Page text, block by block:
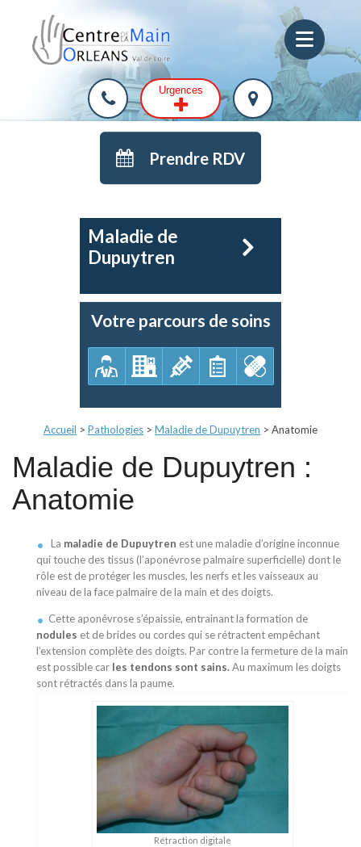
Urgences
Prendre RDV
Maladie de
Dupuytren
Votre parcours de soins
Accueil > Pathologies > Maladie de Dupuytren > Anatomie
Maladie de Dupuytren :
Anatomie
La maladie de Dupuytren est une maladie d’origine inconnue
qui touche des tissus (l’aponévrose palmaire superficielle) dont le
rôle est de protéger les muscles, les nerfs et les vaisseaux au
niveau de la face palmaire de la main et des doigts.
Cette aponévrose s’épaissie, entrainant la formation de
nodules et de brides ou cordes qui se rétractent empêchant
l’extension complète des doigts. Par contre la fermeture de la main
est possible car les tendons sont sains.Au maximum les doigts
sont rétractés dans la paume.
Rétraction digitale